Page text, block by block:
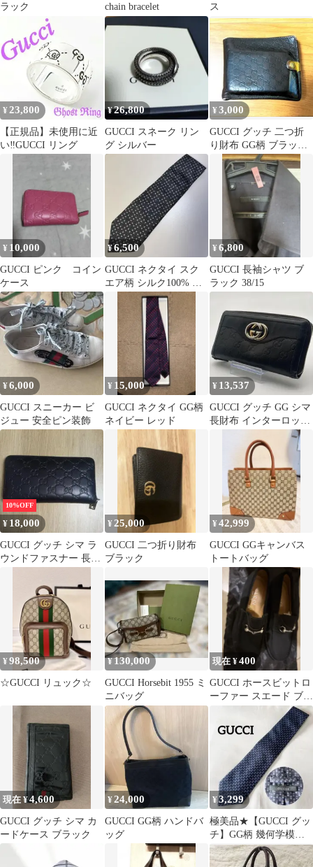
ラック
chain bracelet
ス
¥ 23,800
【正規品】未使用に近
い‼️GUCCI リング
¥26,800
GUCCI スネーク リン
グ シルバー
¥3,000
GUCCI グッチ 二つ折
り財布 GG柄 ブラック
イエロー ダメージあ
¥ 10,000
GUCCI ピンク コイン
ケース
¥6,500
GUCCI ネクタイ スク
エア柄 シルク100% イ
タリア製
¥6,800
GUCCI 長袖シャツ ブ
ラック 38/15
¥6,000
GUCCI スニーカー ビ
ジュー 安全ピン装飾
¥ 15,000
GUCCI ネクタイ GG柄
ネイビー レッド
¥ 13,537
GUCCI グッチ GG シマ
長財布 インターロッキ
ング ラウンドファスナ
10%OFF
¥ 18,000
GUCCI グッチ シマ ラ
ウンドファスナー 長財
¥ 25,000
GUCCI 二つ折り財布
ブラック
¥42,999
GUCCI GGキャンバス
トートバッグ
¥98,500
☆GUCCI リュック☆
¥130,000
GUCCI Horsebit 1955 ミ
ニバッグ
現在 ¥400
GUCCI ホースビットロ
ーファー スエード ブラ
現在 ¥4,600
GUCCI グッチ シマ カ
ードケース ブラック
¥24,000
GUCCI GG柄 ハンドバ
ッグ
¥3,299
極美品★【GUCCI グッ
チ】GG柄 幾何学模様
ネクタイ シルク ネイビ
ー